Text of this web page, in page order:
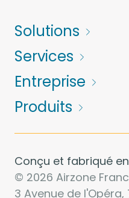
Solutions
Services
Entreprise
Produits
Conçu et fabriqué
© 2026 Airzone
3 Avenue de l'Opéra,